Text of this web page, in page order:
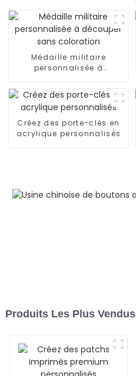
Médaille militaire
personnalisée à
coloration
Créez des porte-clés en
acrylique personnalisés
Produits Les Plus Vendus